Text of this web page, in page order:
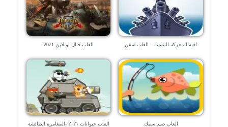
لعبة المعركة المميتة – العاب سفن العاب قتال اونلاين 2021
العاب صيد سمك العاب حيوانات ٢٠٢١ -المغامرة الطائشة